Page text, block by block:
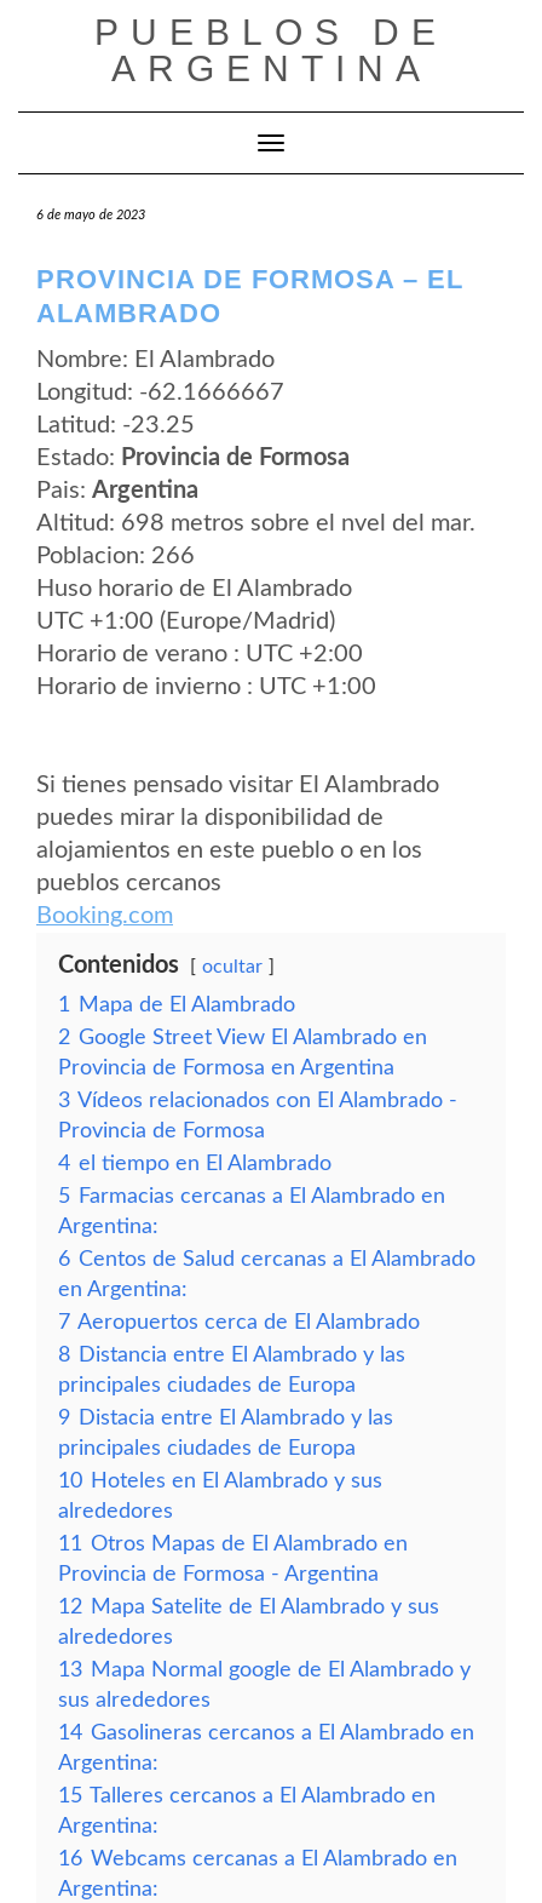
PUEBLOS DE
ARGENTINA
Cambiar modo de navegación
6 de mayo de 2023
PROVINCIA DE FORMOSA – EL
ALAMBRADO
Nombre: El Alambrado
Longitud: -62.1666667
Latitud: -23.25
Estado: Provincia de Formosa
Pais: Argentina
Altitud: 698 metros sobre el nvel del mar.
Poblacion: 266
Huso horario de El Alambrado
UTC +1:00 (Europe/Madrid)
Horario de verano : UTC +2:00
Horario de invierno : UTC +1:00
Si tienes pensado visitar El Alambrado
puedes mirar la disponibilidad de
alojamientos en este pueblo o en los
pueblos cercanos
Booking.com
Contenidos ocultar
1
Mapa de El Alambrado
2 Google Street View El Alambrado en
Provincia de Formosa en Argentina
3 Vídeos relacionados con El Alambrado -
Provincia de Formosa
4 el tiempo en El Alambrado
5 Farmacias cercanas a El Alambrado en
Argentina:
6 Centos de Salud cercanas a El Alambrado
en Argentina:
7 Aeropuertos cerca de El Alambrado
8 Distancia entre El Alambrado y las
principales ciudades de Europa
9 Distacia entre El Alambrado y las
principales ciudades de Europa
10 Hoteles en El Alambrado y sus
alrededores
11 Otros Mapas de El Alambrado en
Provincia de Formosa - Argentina
12 Mapa Satelite de El Alambrado y sus
alrededores
13 Mapa Normal google de El Alambrado y
sus alrededores
14 Gasolineras cercanos a El Alambrado en
Argentina:
15 Talleres cercanos a El Alambrado en
Argentina:
16 Webcams cercanas a El Alambrado en
Argentina: